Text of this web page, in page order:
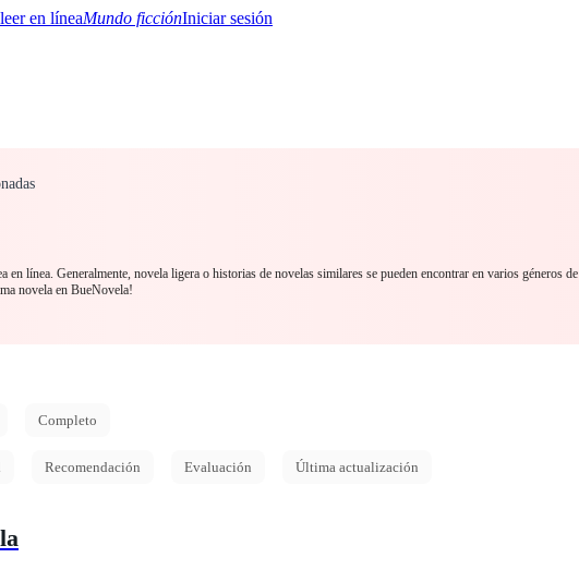
Mundo ficciónIniciar sesión
línea. Generalmente, novela ligera o historias de novelas similares se pueden encontrar en varios géneros de
novela en BueNovela!
Completo
Recomendación Evaluación Última actualización